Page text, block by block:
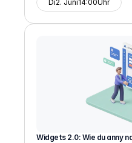
Di2. Juni14:00Uhr
Widgets 2.0: Wie du anny